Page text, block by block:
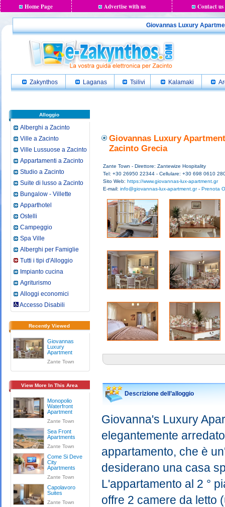
Home Page Advertise with us Contact us
Giovannas Luxury
Zakynthos Laganas Tsilivi Kalamaki
Alloggio
Alberghi a Zacinto
Ville a Zacinto
Ville Lussuose a Zacinto
Appartamenti a Zacinto
Studio a Zacinto
Suite di lusso a Zacinto
Bungalow - Villette
Apparthotel
Ostelli
Campeggio
Spa Ville
Alberghi per Famiglie
Tutti i tipi d'Alloggio
Impianto cucina
Agriturismo
Alloggi economici
Accesso Disabili
Recently Viewed
Giovannas
Luxury
Apartment
Zante Town
View More In This Area
Monopolio
Waterfront
Apartment
Zante Town
Sea Front
Apartments
Zante Town
Come Si Deve
City
Apartments
Zante Town
Capolavoro
Suites
Zante Town
Giovannas Luxury
Zacinto Grecia
Zante Town - Direttore: Zantewize Hospitality
Tel: +30 26950 22344 - Cellulare: +30 698 0610
Sito Web: https://www.giovannas-lux-apartment.gr
E-mail: info@giovannas-lux-apartment.gr- Prenota
Descrizione dell’alloggio
Giovanna's Luxury
elegantemente
appartamento, che è
desiderano una casa
L'appartamento al 2 °
offre 2 camere da letto